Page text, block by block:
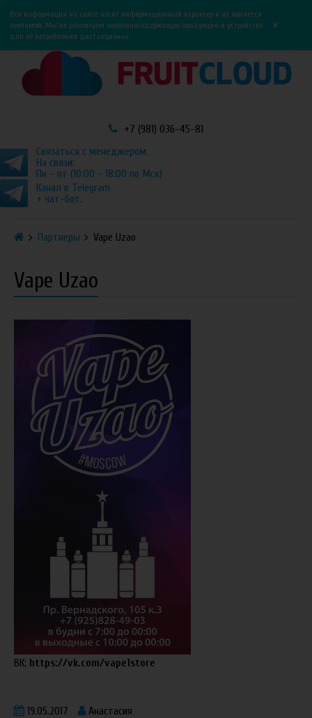
0
Вся информация на сайте носит информационный характер и не является
рекламой. Мы не реализуем никотиносодержащую продукцию и устройства
для её потребления дистанционно.
×
+7 (981) 036-45-81
Связаться с менеджером.
На связи:
Пн - пт (10:00 - 18:00 по Мск)
Канал в Telegram
+ чат-бот.
Партнеры Vape Uzao
Vape Uzao
ВК: https://vk.com/vape1store
19.05.2017 Анастасия